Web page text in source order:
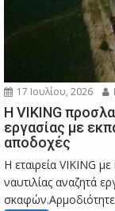
17 Ιουλίου, 2026
Η VIKING
εργασίας με
αποδοχές
Η εταιρεία VIKING
ναυτιλίας αναζητά